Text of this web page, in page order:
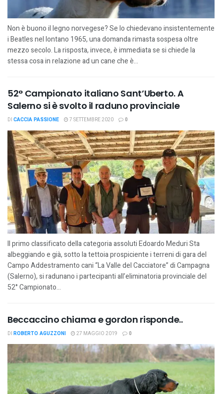
Non è buono il legno norvegese? Se lo chiedevano insistentemente
i Beatles nel lontano 1965, una domanda rimasta sospesa oltre
mezzo secolo. La risposta, invece, è immediata se si chiede la
stessa cosa in relazione ad un cane che è...
52° Campionato italiano Sant’Uberto. A
Salerno si è svolto il raduno provinciale
DI CACCIA PASSIONE 7 SETTEMBRE 2020 0
Il primo classificato della categoria assoluti Edoardo Meduri Sta
albeggiando e già, sotto la tettoia prospiciente i terreni di gara del
Campo Addestramento cani “La Valle del Cacciatore” di Campagna
(Salerno), si radunano i partecipanti all’eliminatoria provinciale del
52° Campionato...
Beccaccino chiama e gordon risponde..
DI ROBERTO AGUZZONI 27 MAGGIO 2019 0